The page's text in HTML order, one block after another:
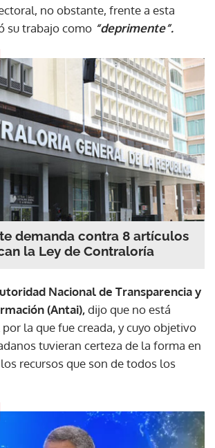
no obstante, frente a esta
su trabajo como “deprimente”.
demanda contra 8 artículos
la Ley de Contraloría
Nacional de Transparencia y
(Antai),dijo que no está
la que fue creada, y cuyo objetivo
tuvieran certeza de la forma en
recursos que son de todos los